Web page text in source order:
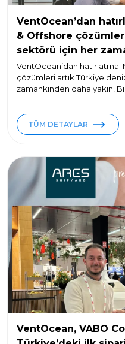
VentOcean’dan
& Offshore
sektörü için her
VentOcean’dan
çözümleri artık Türkiye
zamankinden daha yakın!
TÜM DETAYLAR
VentOcean, VABO